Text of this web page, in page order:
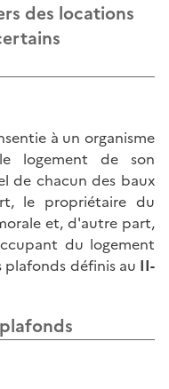
des locations
à un organisme
logement de son
de chacun des baux
le propriétaire du
et, d'autre part,
du logement
plafonds définis au II-